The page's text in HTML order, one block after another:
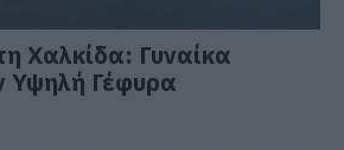
Χαλκίδα: Γυναίκα
Υψηλή Γέφυρα